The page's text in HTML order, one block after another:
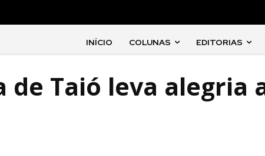
INÍCIO COLUNAS EDITORIAS
de Taió leva alegria